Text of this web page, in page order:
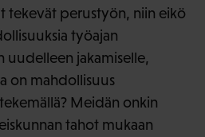
tekevät perustyön, niin eikö
työajan
uudelleen jakamiselle,
on mahdollisuus
Meidän onkin
tahot mukaan